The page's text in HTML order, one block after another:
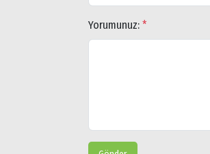
Yorumunuz: *